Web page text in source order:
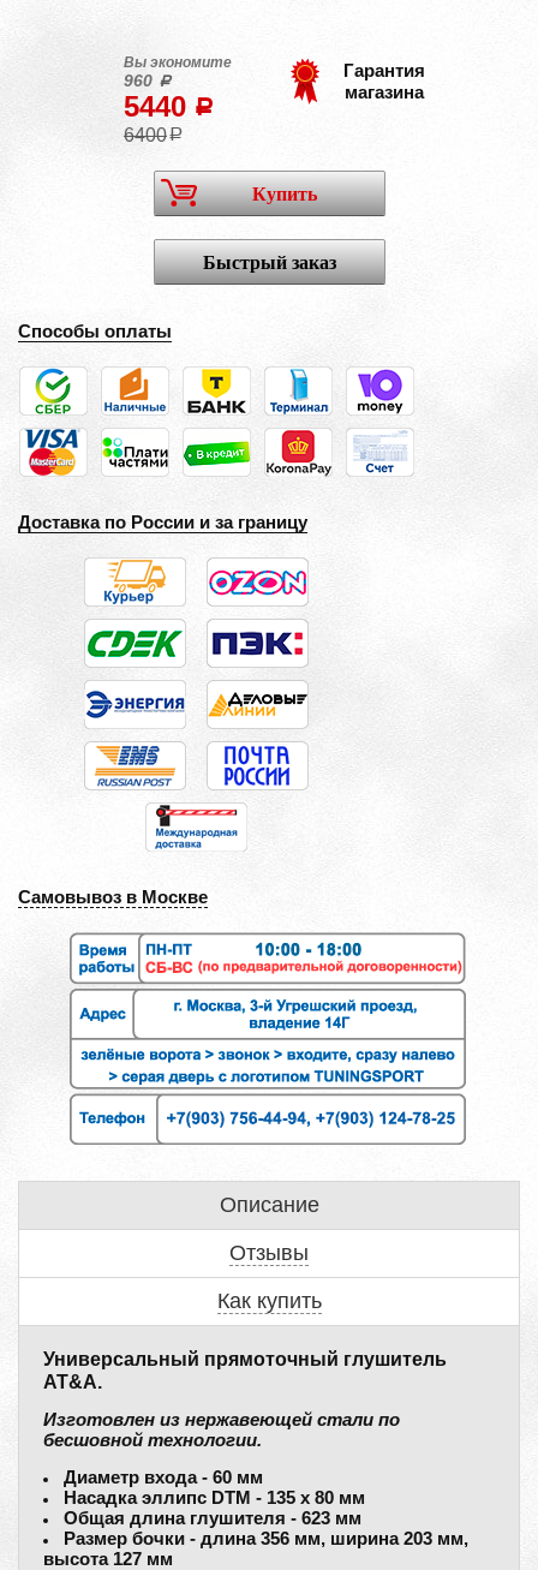
Вы экономите
960 a
5440 a
6400a
Гарантия
магазина
Купить
Быстрый заказ
Способы оплаты
Доставка по России и за границу
Самовывоз в Москве
Описание
Отзывы
Как купить
Универсальный прямоточный глушитель
AT&A.
Изготовлен из нержавеющей стали по
бесшовной технологии.
Диаметр входа - 60 мм
Насадка эллипс DTM - 135 х 80 мм
Общая длина глушителя - 623 мм
Размер бочки - длина 356 мм, ширина 203 мм,
высота 127 мм